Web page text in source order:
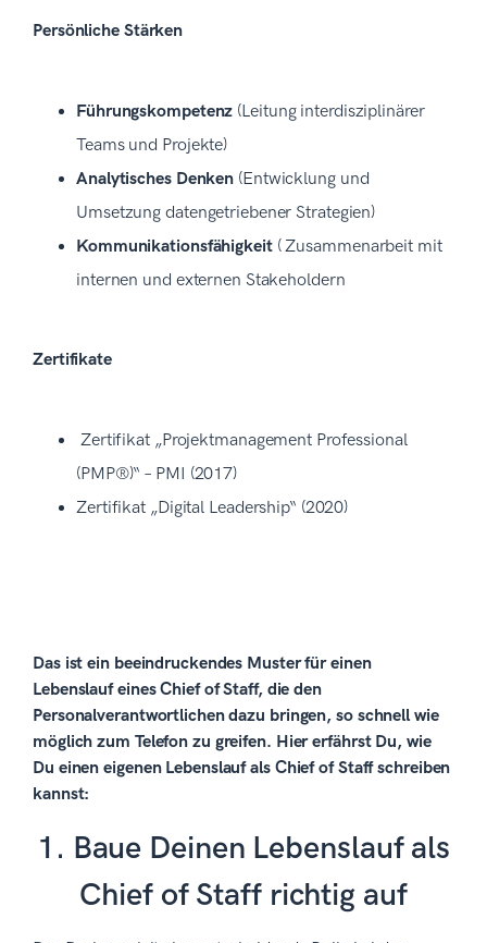
Persönliche Stärken
Führungskompetenz (Leitung interdisziplinärer
Teams und Projekte)
Analytisches Denken (Entwicklung und
Umsetzung datengetriebener Strategien)
Kommunikationsfähigkeit( Zusammenarbeit mit
internen und externen Stakeholdern
Zertifikate
Zertifikat „Projektmanagement Professional
(PMP®)“ – PMI (2017)
Zertifikat „Digital Leadership“ (2020)
Das ist ein beeindruckendes Muster für einen
Lebenslauf eines Chief of Staff, die den
Personalverantwortlichen dazu bringen, so schnell wie
möglich zum Telefon zu greifen. Hier erfährst Du, wie
Du einen eigenen Lebenslauf als Chief of Staff schreiben
kannst:
1. Baue Deinen Lebenslauf als
Chief of Staff richtig auf